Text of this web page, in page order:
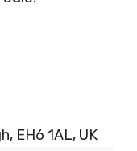
EH6 1AL, UK